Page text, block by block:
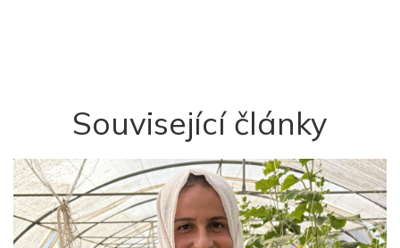
Související články